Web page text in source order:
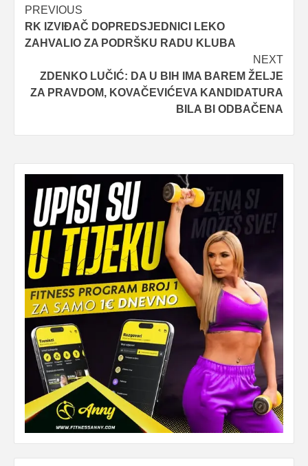
Post
navigation
PREVIOUS
RK IZVIĐAČ DOPREDSJEDNICI LEKO
ZAHVALIO ZA PODRŠKU RADU KLUBA
NEXT
ZDENKO LUČIĆ: DA U BIH IMA BAREM ŽELJE
ZA PRAVDOM, KOVAČEVIĆEVA KANDIDATURA
BILA BI ODBAČENA